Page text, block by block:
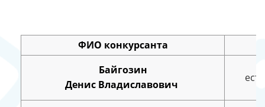
ФИО конкурсанта
Байгозин
Денис Владиславович